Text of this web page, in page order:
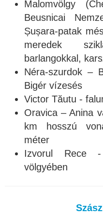
Malomvölgy
Beusnicai
Șușara-patak
meredek
barlangokkal,
Néra-szurdok –
Bigér vízesés
Victor Tăutu -
Oravica – Anina
km hosszú
méter
Izvorul Rece
völgyében